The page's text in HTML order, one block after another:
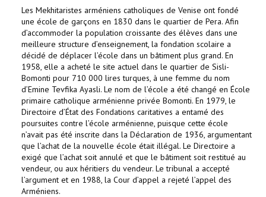
Les Mekhitaristes arméniens catholiques de Venise ont fondé
une école de garçons en 1830 dans le quartier de Pera. Afin
d’accommoder la population croissante des élèves dans une
meilleure structure d’enseignement, la fondation scolaire a
décidé de déplacer l’école dans un bâtiment plus grand. En
1958, elle a acheté le site actuel dans le quartier de Sisli-
Bomonti pour 710 000 lires turques, à une femme du nom
d’Emine Tevfika Ayasli. Le nom de l’école a été changé en École
primaire catholique arménienne privée Bomonti. En 1979, le
Directoire d’État des Fondations caritatives a entamé des
poursuites contre l’école arménienne, puisque cette école
n’avait pas été inscrite dans la Déclaration de 1936, argumentant
que l’achat de la nouvelle école était illégal. Le Directoire a
exigé que l’achat soit annulé et que le bâtiment soit restitué au
vendeur, ou aux héritiers du vendeur. Le tribunal a accepté
l’argument et en 1988, la Cour d’appel a rejeté l’appel des
Arméniens.